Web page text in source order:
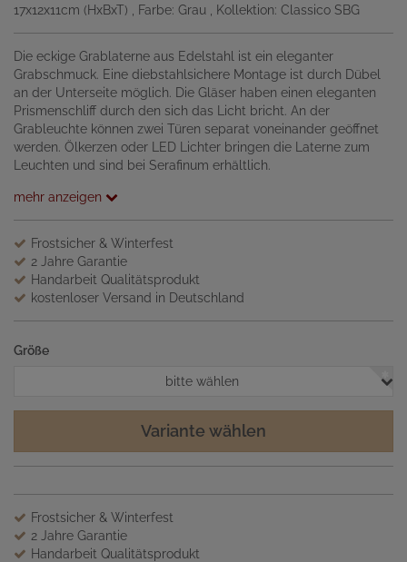
17x12x11cm (HxBxT)
, Farbe: Grau , Kollektion: Classico SBG
Die eckige Grablaterne aus Edelstahl ist ein eleganter
Grabschmuck. Eine diebstahlsichere Montage ist durch Dübel
an der Unterseite möglich. Die Gläser haben einen eleganten
Prismenschliff durch den sich das Licht bricht. An der
Grableuchte können zwei Türen separat voneinander geöffnet
werden. Ölkerzen oder LED Lichter bringen die Laterne zum
Leuchten und sind bei Serafinum erhältlich.
mehr anzeigen
Frostsicher & Winterfest
2 Jahre Garantie
Handarbeit Qualitätsprodukt
kostenloser Versand in Deutschland
Größe
bitte wählen
Variante wählen
Frostsicher & Winterfest
2 Jahre Garantie
Handarbeit Qualitätsprodukt